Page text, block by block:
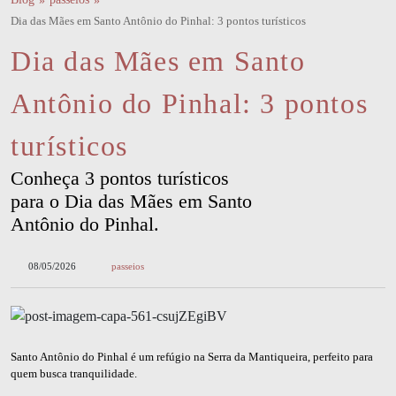
Dia das Mães em Santo Antônio do Pinhal: 3 pontos turísticos
Dia das Mães em Santo
Antônio do Pinhal: 3 pontos
turísticos
Conheça 3 pontos turísticos
para o Dia das Mães em Santo
Antônio do Pinhal.
08/05/2026 passeios
Santo Antônio do Pinhal é um refúgio na Serra da Mantiqueira, perfeito para
quem busca tranquilidade.